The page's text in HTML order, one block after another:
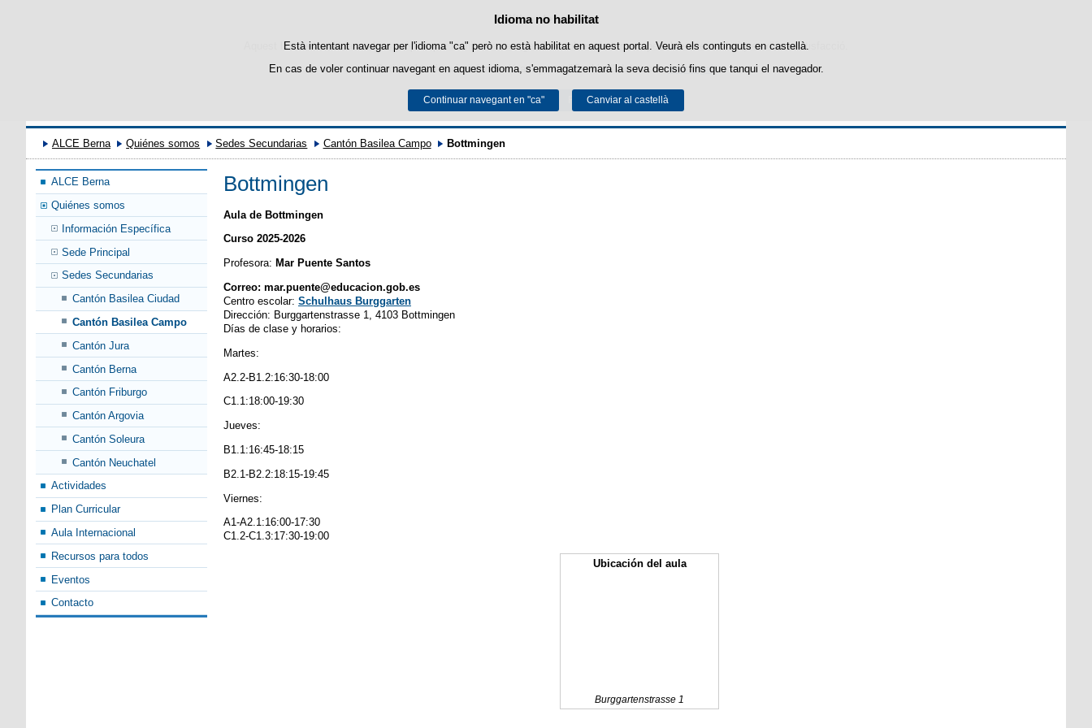
Política de cookies
Aquest lloc web utilitza cookies pròpies per facilitar la navegació i cookies de tercers per obtenir estadístiques d'ús i satisfacció.
Podeu obtenir més informació a l'apartat "Cookies" del nostreavís legal.
Acceptar Rebutjar
Idioma no habilitat
Està intentant navegar per l'idioma "ca" però no està habilitat en aquest portal. Veurà els continguts en castellà.
En cas de voler continuar navegant en aquest idioma, s'emmagatzemarà la seva decisió fins que tanqui el navegador.
Continuar navegant en "ca" Canviar al castellà
Passar al contingut
ALCE-Berna
ALCE Berna Quiénes somos Sedes Secundarias Cantón Basilea Campo Bottmingen
ALCE Berna
Quiénes somos
Información Específica
Sede Principal
Sedes Secundarias
Cantón Basilea Ciudad
Cantón Basilea Campo
Cantón Jura
Cantón Berna
Cantón Friburgo
Cantón Argovia
Cantón Soleura
Cantón Neuchatel
Actividades
Plan Curricular
Aula Internacional
Recursos para todos
Eventos
Contacto
Bottmingen
Aula de Bottmingen
Curso 2025-2026
Profesora: Mar Puente Santos
Correo: mar.puente@educacion.gob.es
Centro escolar: Schulhaus Burggarten
Dirección: Burggartenstrasse 1, 4103 Bottmingen
Días de clase y horarios:
Martes:
A2.2-B1.2:16:30-18:00
C1.1:18:00-19:30
Jueves:
B1.1:16:45-18:15
B2.1-B2.2:18:15-19:45
Viernes:
A1-A2.1:16:00-17:30
C1.2-C1.3:17:30-19:00
Ubicación del aula
Burggartenstrasse 1